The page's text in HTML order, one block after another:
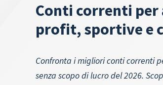
Conti correnti
profit, sportive e
Confronta i migliori conti correnti
senza scopo di lucro del 2026.